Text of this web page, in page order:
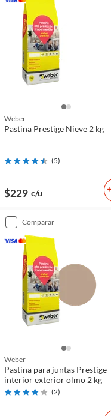
Weber
Pastina Prestige Nieve 2 kg
(5)
$229 c/u
comparar
Weber
Pastina para juntas Prestige
interior exterior olmo 2 kg
(2)